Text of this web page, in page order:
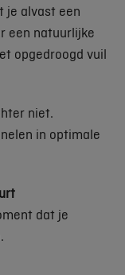
je alvast een
een natuurlijke
opgedroogd vuil
niet.
in optimale
dat je